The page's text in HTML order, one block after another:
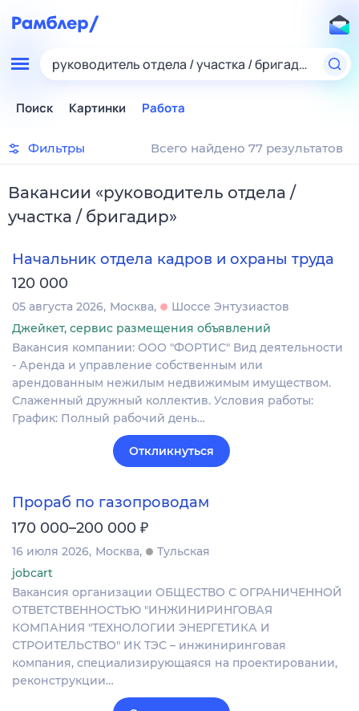
руководитель отдела / участка / бригадир
Поиск Картинки Работа
Фильтры Всего найдено 77 результатов
Вакансии «руководитель отдела /
участка / бригадир»
Начальник отдела кадров и охраны труда
120 000
05 августа 2026 Москва
Шоссе Энтузиастов
Джейкет, сервис размещения объявлений
Вакансия компании: ООО "ФОРТИС" Вид деятельности
- Аренда и управление собственным или
арендованным нежилым недвижимым имуществом.
Слаженный дружный коллектив. Условия работы:
График: Полный рабочий день…
Откликнуться
Прораб по газопроводам
170 000–200 000 ₽
16 июля 2026 Москва
Тульская
jobcart
Вакансия организации ОБЩЕСТВО С ОГРАНИЧЕННОЙ
ОТВЕТСТВЕННОСТЬЮ "ИНЖИНИРИНГОВАЯ
КОМПАНИЯ "ТЕХНОЛОГИИ ЭНЕРГЕТИКА И
СТРОИТЕЛЬСТВО" ИК ТЭС – инжиниринговая
компания, специализирующаяся на проектировании,
реконструкции…